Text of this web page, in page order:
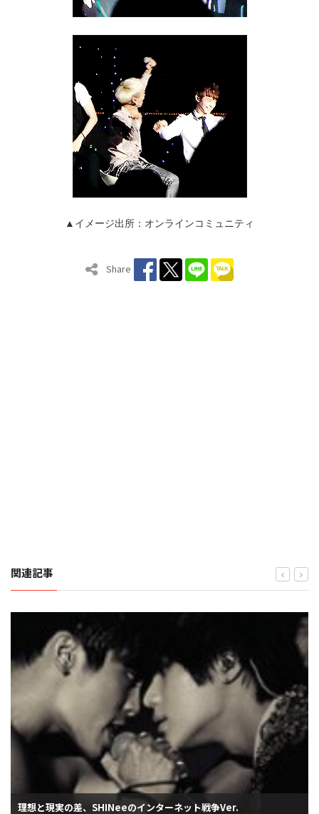
▲イメージ出所：オンラインコミュニティ
Share
関連記事
理想と現実の差、SHINeeのインターネット戦争Ver.